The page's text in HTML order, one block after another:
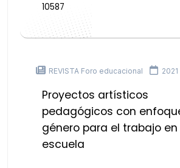
10587
REVISTA Foro educacional 2021
Proyectos artí­sticos
pedagógicos con
género para el trabajo en
escuela